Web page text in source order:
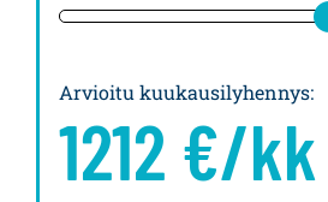
Arvioitu kuukausilyhennys:
1212 €/kk